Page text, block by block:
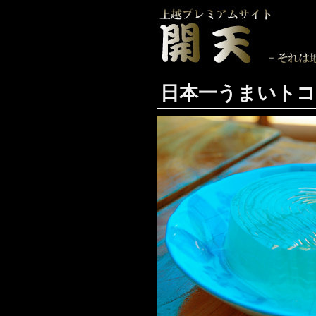
日本一うまいト